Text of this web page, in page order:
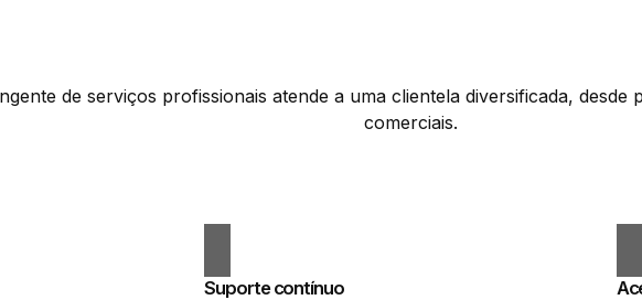
de serviços profissionais atende a uma clientela diversificada,
comerciais.
Suporte contínuo